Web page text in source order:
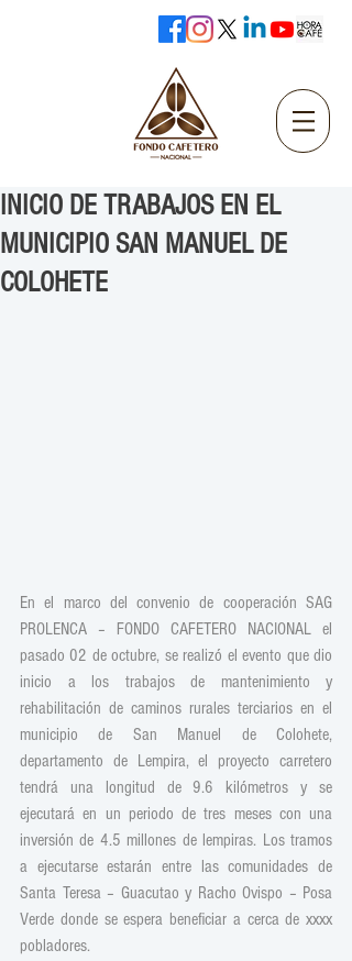
INICIO DE TRABAJOS EN EL
MUNICIPIO SAN MANUEL DE
COLOHETE
En el marco del convenio de cooperación SAG
PROLENCA – FONDO CAFETERO NACIONAL el
pasado 02 de octubre, se realizó el evento que dio
inicio a los trabajos de mantenimiento y
rehabilitación de caminos rurales terciarios en el
municipio de San Manuel de Colohete,
departamento de Lempira, el proyecto carretero
tendrá una longitud de 9.6 kilómetros y se
ejecutará en un periodo de tres meses con una
inversión de 4.5 millones de lempiras. Los tramos
a ejecutarse estarán entre las comunidades de
Santa Teresa – Guacutao y Racho Ovispo – Posa
Verde donde se espera beneficiar a cerca de xxxx
pobladores.